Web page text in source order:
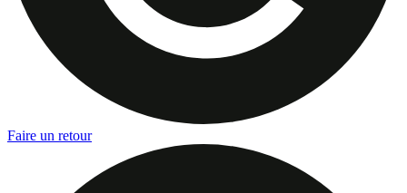
Faire un retour